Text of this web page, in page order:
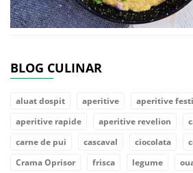
BLOG CULINAR
aluat dospit aperitive aperitive
aperitive rapide
aperitive revelion
carne de pui
cascaval ciocolata
Crama Oprisor
frisca legume